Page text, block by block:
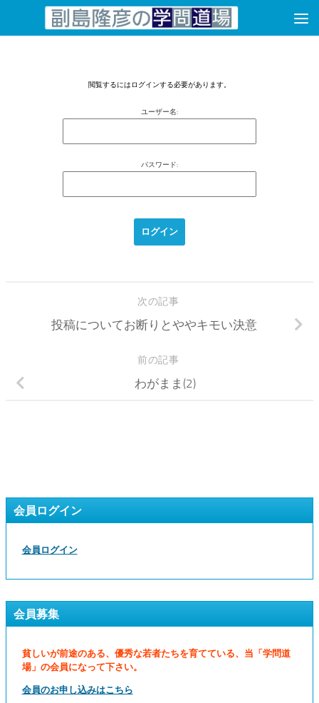
コンテンツへスキップ
閲覧するにはログインする必要があります。
ユーザー名:
パスワード:
次の記事
投稿についてお断りとややキモい決意
前の記事
わがまま(2)
会員ログイン
会員ログイン
会員募集
貧しいが前途のある、優秀な若者たちを育てている、当「学問道
場」の会員になって下さい。
会員のお申し込みはこちら